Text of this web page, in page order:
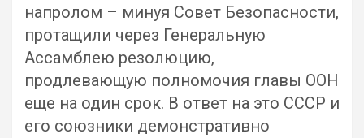
напролом – минуя Совет Безопасности,
протащили через Генеральную
Ассамблею резолюцию,
продлевающую полномочия главы ООН
еще на один срок. В ответ на это СССР и
его союзники демонстративно